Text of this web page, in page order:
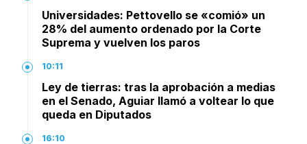
Universidades: Pettovello se «comió» un
28% del aumento ordenado por la Corte
Suprema y vuelven los paros
10:11
Ley de tierras: tras la aprobación a medias
en el Senado, Aguiar llamó a voltear lo que
queda en Diputados
16:10